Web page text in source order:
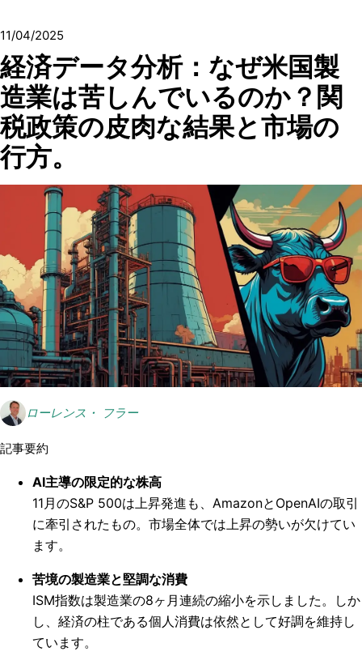
11/04/2025
経済データ分析：なぜ米国製
造業は苦しんでいるのか？関
税政策の皮肉な結果と市場の
行方。
ローレンス・ フラー
記事要約
AI主導の限定的な株高
11月のS&P 500は上昇発進も、AmazonとOpenAIの取引
に牽引されたもの。市場全体では上昇の勢いが欠けてい
ます。
苦境の製造業と堅調な消費
ISM指数は製造業の8ヶ月連続の縮小を示しました。しか
し、経済の柱である個人消費は依然として好調を維持し
ています。